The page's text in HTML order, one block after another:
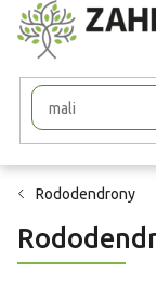
Přejít
na
obsah
Rododendrony